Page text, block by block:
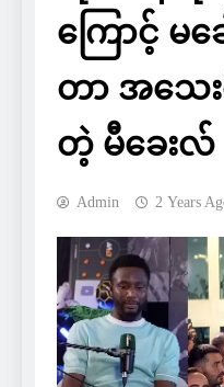
ကြောင့် မ
တာ အသေး
တဲ့ မီခေးလ်
Admin 2 Years